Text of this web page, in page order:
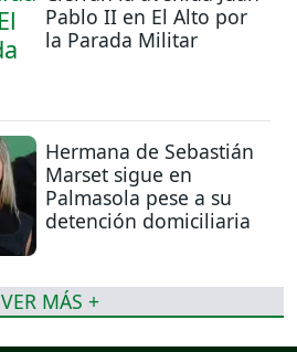
Pablo II en El Alto por
la Parada Militar
Hermana de Sebastián
Marset sigue en
Palmasola pese a su
detención domiciliaria
VER MÁS +